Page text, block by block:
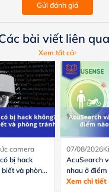
Gửi đánh giá
bài viết liên
Xem tất cả
camera
bị hack
biết và phòng
07/08/2026
AcuSearch
nhau ở điểm
tiết từ A-Z
Xem chi tiết